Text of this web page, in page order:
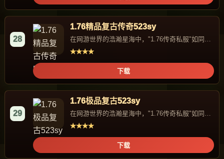
28
1.76精品复古传奇523sy
在网游世界的浩瀚星海中，"1.76传奇私服"如同一
颗独特的星辰，...
★★★★
下载
29
1.76极品复古523sy
在网游世界的浩瀚星海中，"1.76传奇私服"如同一
颗独特的星辰，...
★★★★
下载